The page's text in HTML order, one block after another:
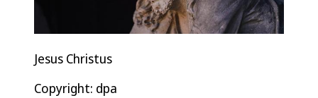
Jesus Christus
Copyright: dpa